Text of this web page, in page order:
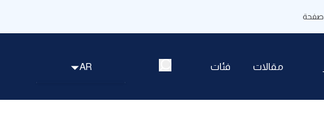
صفحة
مقالات فئات AR